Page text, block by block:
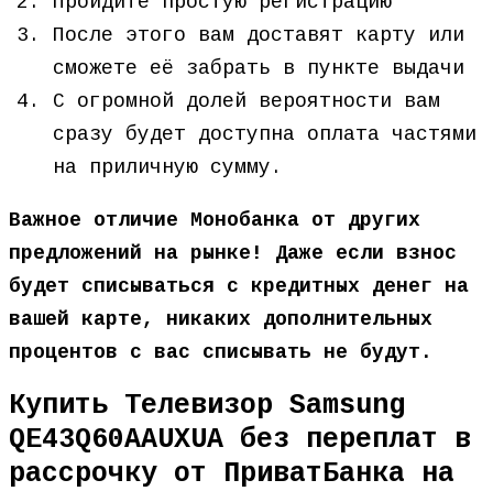
После этого вам доставят карту или
сможете её забрать в пункте выдачи
С огромной долей вероятности вам
сразу будет доступна оплата частями
на приличную сумму.
Важное отличие Монобанка от других
предложений на рынке! Даже если взнос
будет списываться с кредитных денег на
вашей карте, никаких дополнительных
процентов с вас списывать не будут.
Купить Телевизор Samsung
QE43Q60AAUXUA без переплат в
рассрочку от ПриватБанка на